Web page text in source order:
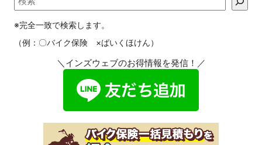
※完全一致で検索します。
（例：〇バイク保険 ×ばいくほけん）
＼インズウェブのお得情報を発信！／